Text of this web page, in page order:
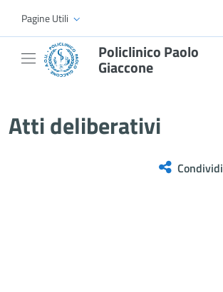
Skip to Main Content
Pagine Utili
Policlinico Paolo
Giaccone
Atti deliberativi
Condividi